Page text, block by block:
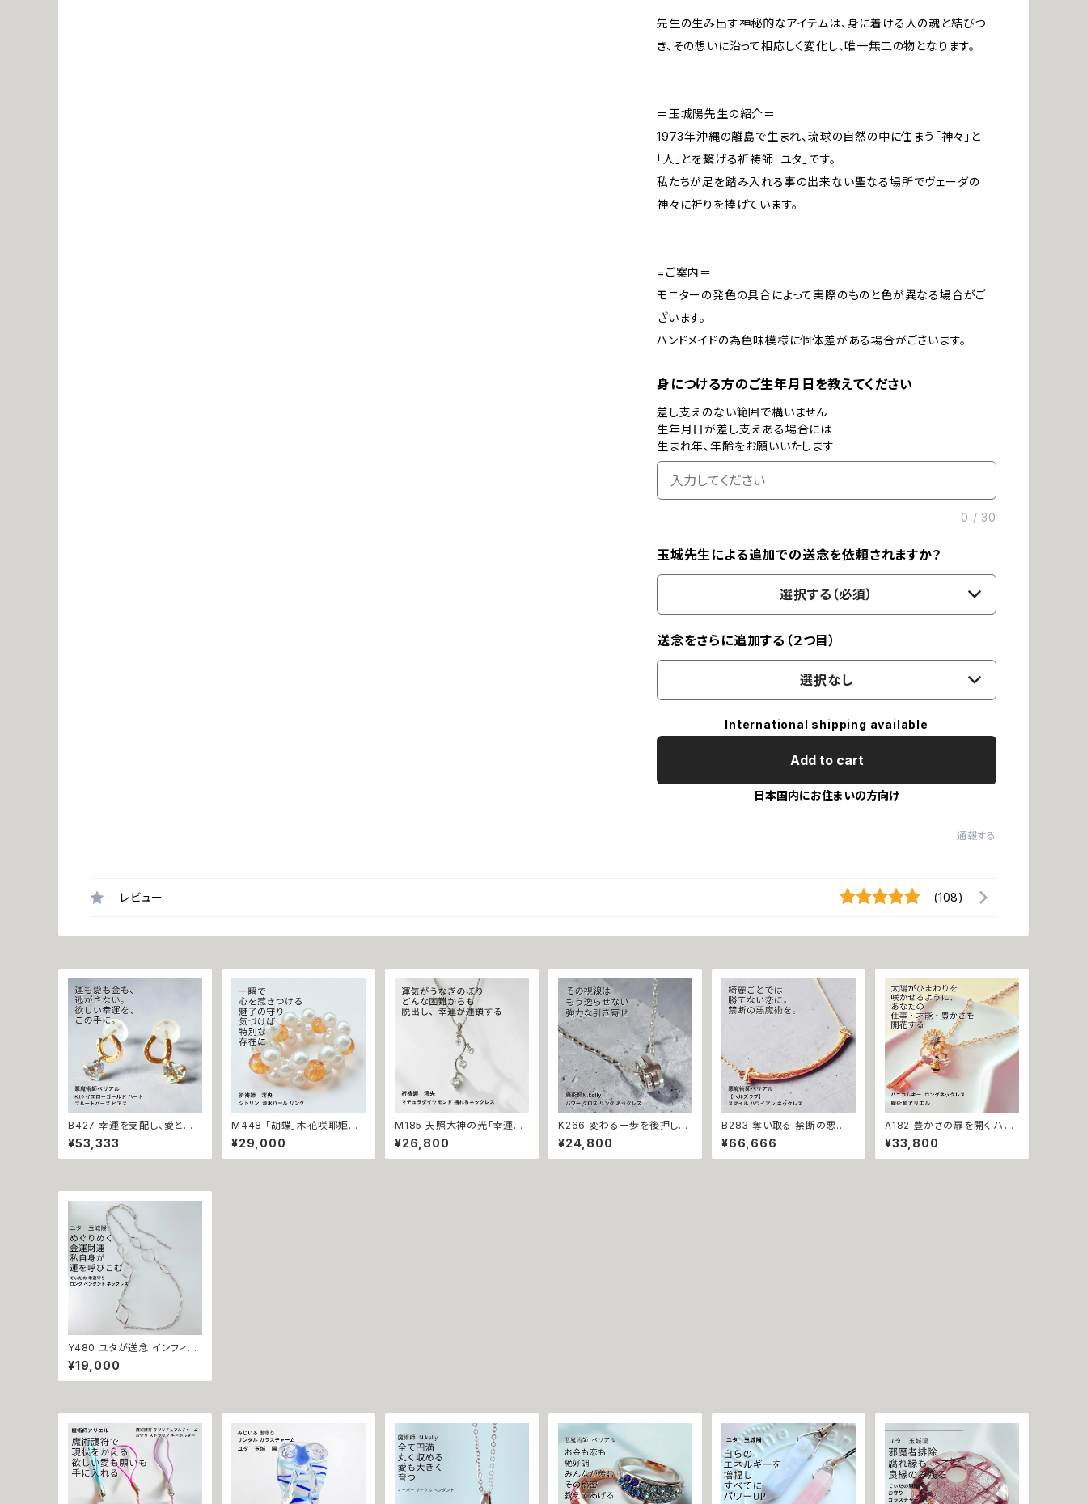
先生の生み出す神秘的なアイテムは、身に着ける人の魂と結びつ
き、その想いに沿って相応しく変化し、唯一無二の物となります。
＝玉城陽先生の紹介＝
1973年沖縄の離島で生まれ、琉球の自然の中に住まう「神々」と
「人」とを繋げる祈祷師「ユタ」です。
私たちが足を踏み入れる事の出来ない聖なる場所でヴェーダの
神々に祈りを捧げています。
=ご案内＝
モニターの発色の具合によって実際のものと色が異なる場合がご
ざいます。
ハンドメイドの為色味模様に個体差がある場合がごさいます。
身につける方のご生年月日を教えてください
差し支えのない範囲で構いません
生年月日が差し支えある場合には
生まれ年、年齢をお願いいたします
0 /30
玉城先生による追加での送念を依頼されますか？
選択する（必須）
送念をさらに追加する（２つ目）
選択なし
International shipping available
Add to cart
日本国内にお住まいの方向け
通報する
レビュー (108)
B427 幸運を支配し、愛と富
を引き寄せる 悪魔の馬蹄 K1
0 イエローゴールド ハート ブ
ルートパーズ ピアス 悪魔術師
チェリー 魔術 強力 悪魔術 黒
魔術 おまじない 呪 本物 魔術
師 金運 財運 収入アップ 臨時
収入 略奪 ライバル 縁結び お
守り 開運
¥53,333
M448 「胡蝶」木花咲耶姫の
愛の祈り パール シトリン リン
グ 運気上昇 成功 出世 恋愛
運 魅力運 縁結び お守り 御
¥29,000
M185 天照大神の光「幸運の
連鎖」運が味方し誰もがあな
たを応援 大開運 成功・金運・
良縁 マチュラダイヤモンド 揺
¥26,800
K266 変わる一歩を後押しす
る【強力な引き寄せ】アフロデ
ィテの神秘パワー クロス リン
グ ネックレス｜復縁・片思い
¥24,800
B283 奪い取る 禁断の悪魔
術 恋の勝者になれる 縁切り
【ヘルズラブ】スマイル ハワイ
アン ネックレス ステンレス 悪
¥66,666
A182 豊かさの扉を開く ハニ
カムキー 太陽開花の仕事運・
生業守護 才能開花 ロングネ
ックレス 魔術師アリエル 魔術
¥33,800
Y480 ユタが送念 インフィニ
ティ スクリュー 幸運も金財も
呼び込む 私が自身がパワー
スポット てぃだの 幸運守り ロ
イテム 占い 自然 祈祷 送念
金運 チャンス運 金銭運 開運
沖縄 強さ ネイチャーパワー
お守り 海
¥19,000